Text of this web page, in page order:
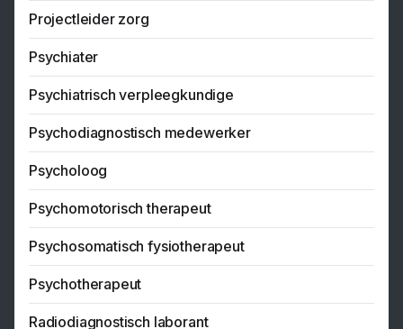
Projectleider zorg
Psychiater
Psychiatrisch verpleegkundige
Psychodiagnostisch medewerker
Psycholoog
Psychomotorisch therapeut
Psychosomatisch fysiotherapeut
Psychotherapeut
Radiodiagnostisch laborant